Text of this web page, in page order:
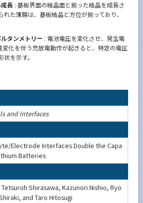
長 : 基板界面の結晶面と揃った結晶を成長さ
た薄膜は、基板結晶と方位が揃っており、
タンメトリー : 電池電圧を変化させ、発生電
化を伴う充放電動作が起きると、特定の電圧
を示す。
and Interfaces
Electrode Interfaces Double the Capa
Batteries
Shirasawa, Kazunori Nishio, Ryo
and Taro Hitosugi